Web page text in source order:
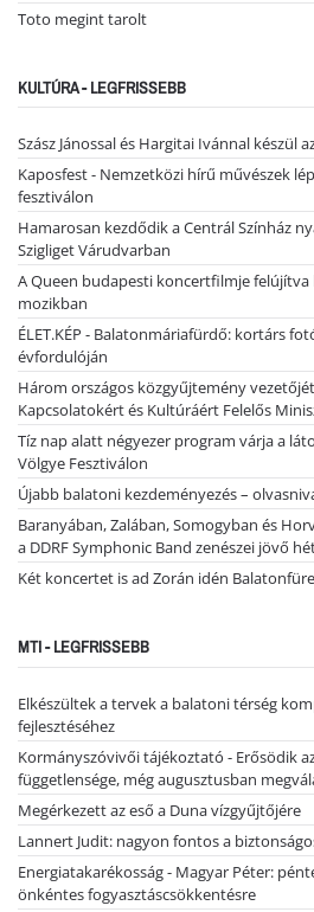
Toto megint tarolt
KULTÚRA - LEGFRISSEBB
Szász Jánossal és Hargitai Ivánnal készül
Kaposfest - Nemzetközi hírű művészek
fesztiválon
Hamarosan kezdődik a Centrál Színház
Szigliget Várudvarban
A Queen budapesti koncertfilmje felújítva
mozikban
ÉLET.KÉP - Balatonmáriafürdő: kortárs
évfordulóján
Három országos közgyűjtemény
Kapcsolatokért és Kultúráért Felelős
Tíz nap alatt négyezer program várja a
Völgye Fesztiválon
Újabb balatoni kezdeményezés –
Baranyában, Zalában, Somogyban és
a DDRF Symphonic Band zenészei jövő
Két koncertet is ad Zorán idén
MTI - LEGFRISSEBB
Elkészültek a tervek a balatoni térség
fejlesztéséhez
Kormányszóvivői tájékoztató - Erősödik
függetlensége, még augusztusban
Megérkezett az eső a Duna vízgyűjtőjére
Lannert Judit: nagyon fontos a
Energiatakarékosság - Magyar Péter:
önkéntes fogyasztáscsökkentésre